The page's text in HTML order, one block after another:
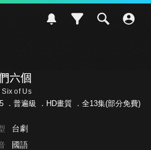
六個
Six of Us
． 普遍級 ．HD畫質 ．全13集(部分免費)
台劇
國語